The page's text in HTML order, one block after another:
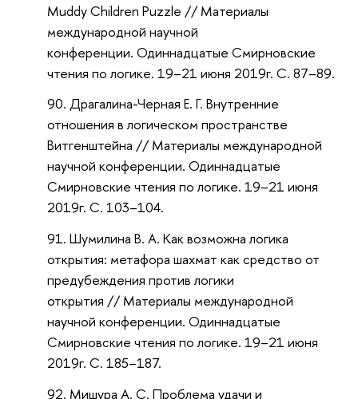
Muddy Children Puzzle // Материалы
международной научной
конференции. Одиннадцатые Смирновские
чтения по логике. 19–21 июня 2019г. С. 87–89.
Драгалина-Черная Е. Г. Внутренние
отношения в логическом пространстве
Витгенштейна // Материалы международной
научной конференции. Одиннадцатые
Смирновские чтения по логике. 19–21 июня
2019г. С. 103–104.
Шумилина В. А. Как возможна логика
открытия: метафора шахмат как средство от
предубеждения против логики
открытия // Материалы международной
научной конференции. Одиннадцатые
Смирновские чтения по логике. 19–21 июня
2019г. С. 185–187.
Мишура А. С. Проблема удачи и